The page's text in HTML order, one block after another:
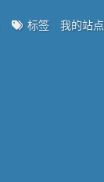
标签 我的站点